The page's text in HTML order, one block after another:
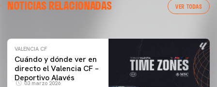
NOTICIAS RELACIONADAS VER TODAS
ENTRENAMIENTO DEL VALENCIA CF 04/03/26
VALENCIA CF
Cuándo y dónde ver en
directo el Valencia CF –
Deportivo Alavés
03 marzo 2026